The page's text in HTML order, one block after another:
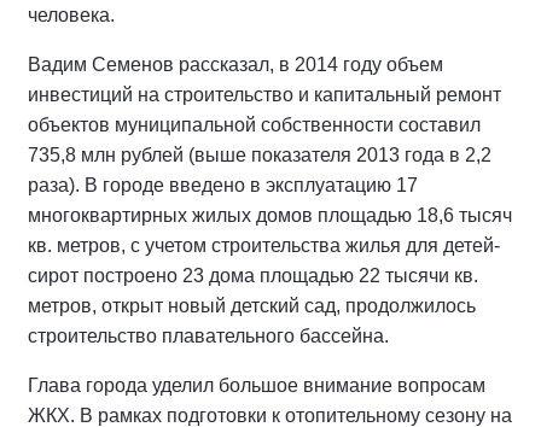
человека.
Вадим Семенов рассказал, в 2014 году объем
инвестиций на строительство и капитальный ремонт
объектов муниципальной собственности составил
735,8 млн рублей (выше показателя 2013 года в 2,2
раза). В городе введено в эксплуатацию 17
многоквартирных жилых домов площадью 18,6 тысяч
кв. метров, с учетом строительства жилья для детей-
сирот построено 23 дома площадью 22 тысячи кв.
метров, открыт новый детский сад, продолжилось
строительство плавательного бассейна.
Глава города уделил большое внимание вопросам
ЖКХ. В рамках подготовки к отопительному сезону на